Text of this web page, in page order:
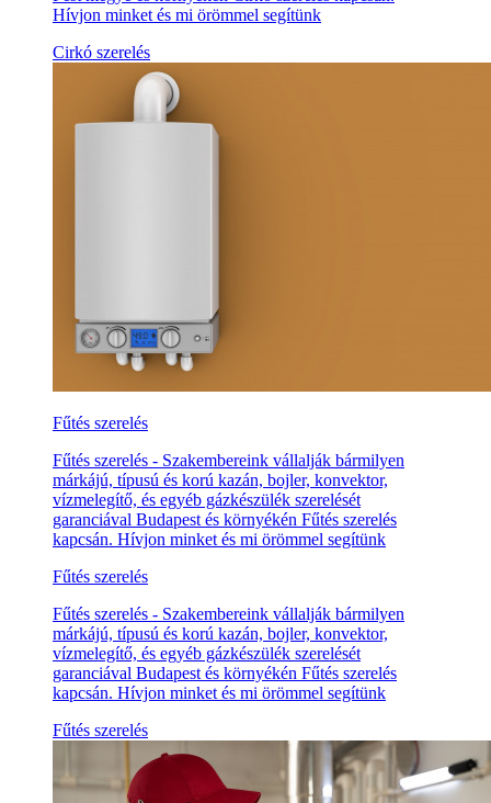
Hívjon minket és mi örömmel segítünk
Cirkó szerelés
Fűtés szerelés
Fűtés szerelés - Szakembereink vállalják bármilyen
márkájú, típusú és korú kazán, bojler, konvektor,
vízmelegítő, és egyéb gázkészülék szerelését
garanciával Budapest és környékén Fűtés szerelés
kapcsán. Hívjon minket és mi örömmel segítünk
Fűtés szerelés
Fűtés szerelés - Szakembereink vállalják bármilyen
márkájú, típusú és korú kazán, bojler, konvektor,
vízmelegítő, és egyéb gázkészülék szerelését
garanciával Budapest és környékén Fűtés szerelés
kapcsán. Hívjon minket és mi örömmel segítünk
Fűtés szerelés